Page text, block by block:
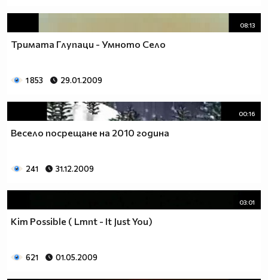
08:13
Тримата Глупаци - Умното Село
1 853 29.01.2009
00:16
Весело посрещане на 2010 година
241 31.12.2009
03:01
Kim Possible ( Lmnt - It Just You)
621 01.05.2009